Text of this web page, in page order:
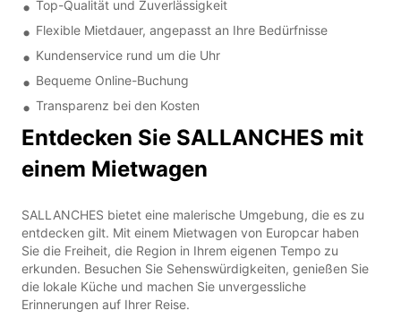
Top-Qualität und Zuverlässigkeit
Flexible Mietdauer, angepasst an Ihre Bedürfnisse
Kundenservice rund um die Uhr
Bequeme Online-Buchung
Transparenz bei den Kosten
Entdecken Sie SALLANCHES mit
einem Mietwagen
SALLANCHES bietet eine malerische Umgebung, die es zu
entdecken gilt. Mit einem Mietwagen von Europcar haben
Sie die Freiheit, die Region in Ihrem eigenen Tempo zu
erkunden. Besuchen Sie Sehenswürdigkeiten, genießen Sie
die lokale Küche und machen Sie unvergessliche
Erinnerungen auf Ihrer Reise.